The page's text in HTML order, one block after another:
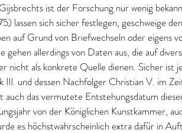
ist der Forschung nur wenig
lassen sich sicher festlegen, geschweige
auf Grund von Briefwechseln oder eigens
allerdings von Daten aus, die auf
nicht als konkrete Quelle dienen. Sicher ist
III. und dessen Nachfolger Christian V. im
auch das vermutete Entstehungsdatum
von der Königlichen Kunstkammer,
es höchstwahrscheinlich extra dafür in